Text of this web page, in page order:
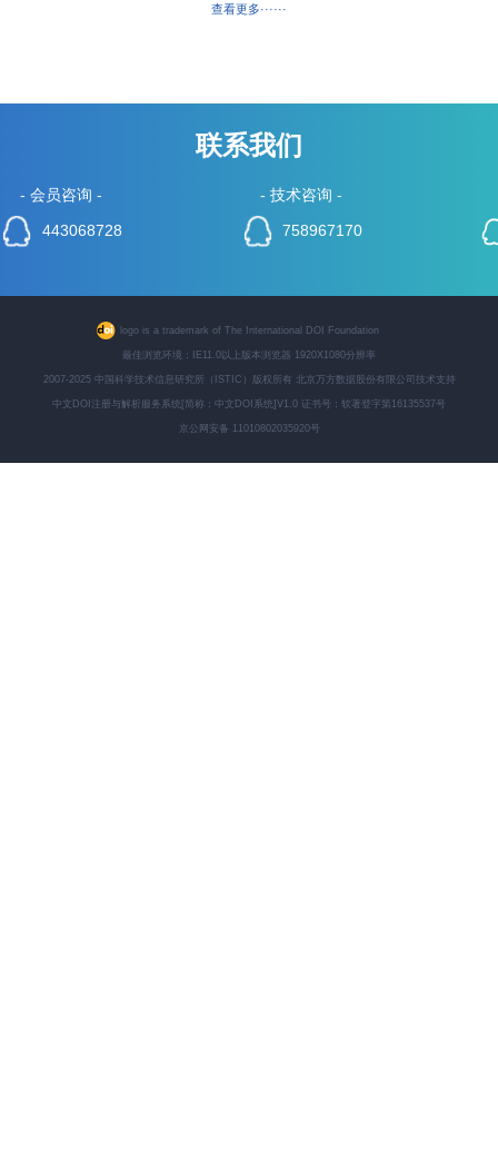
查看更多······
联系我们
- 会员咨询 -
443068728
- 技术咨询 -
758967170
logo is a trademark of The International DOI Foundation
最佳浏览环境：IE11.0以上版本浏览器 1920X1080分辨率
2007-2025 中国科学技术信息研究所（ISTIC）版权所有 北京万方数据股份有限公司技术支持
中文DOI注册与解析服务系统[简称：中文DOI系统]V1.0 证书号：软著登字第16135537号
京公网安备 11010802035920号